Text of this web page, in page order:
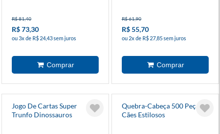
R$ 81,40
R$ 73,30
ou 3x de R$ 24,43 sem juros
R$ 61,90
R$ 55,70
ou 2x de R$ 27,85 sem juros
Jogo De Cartas Super
Trunfo Dinossauros
Quebra-Cabeça 500 Peças
Cães Estilosos